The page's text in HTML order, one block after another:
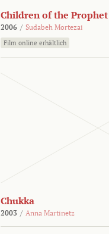
Children of the Prophet
2006 / Sudabeh Mortezai
Film online erhältlich
Chukka
2003 / Anna Martinetz